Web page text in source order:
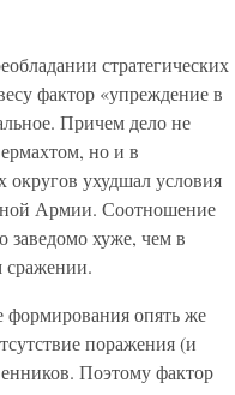
стратегических
фактор «упреждение в
Причем дело не
но и в
округов ухудшал условия
Армии. Соотношение
заведомо хуже, чем в
сражении.
формирования опять же
поражения (и
Поэтому фактор